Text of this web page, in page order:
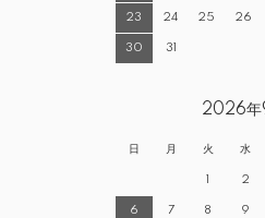
23 24 25 26
30 31
2026年
日 月 火 水
1 2
6 7 8 9